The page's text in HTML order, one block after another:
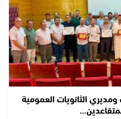
الثانويات العمومية